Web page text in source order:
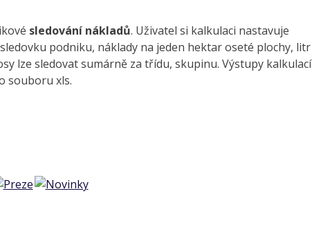
sledování nákladů. Uživatel si kalkulaci nastavuje
podniku, náklady na jeden hektar oseté plochy, litr
lze sledovat sumárně za třídu, skupinu. Výstupy kalkulací
souboru xls.